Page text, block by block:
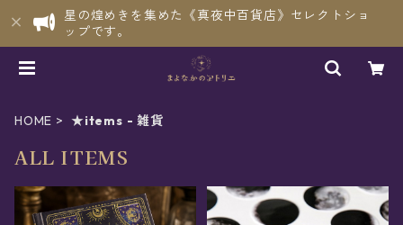
星の煌めきを集めた《真夜中百貨店》セレクトショ
ップです。
HOME ★items - 雑貨
ALL ITEMS